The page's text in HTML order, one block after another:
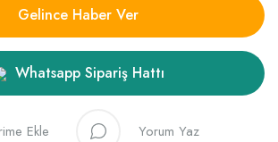
Gelince Haber Ver
Whatsapp Sipariş Hattı
Yorum Yaz